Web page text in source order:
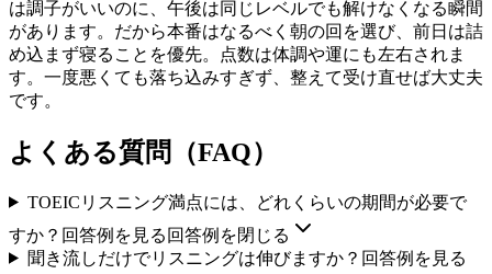
は調子がいいのに、午後は同じレベルでも解けなくなる瞬間
があります。だから本番はなるべく朝の回を選び、前日は詰
め込まず寝ることを優先。点数は体調や運にも左右されま
す。一度悪くても落ち込みすぎず、整えて受け直せば大丈夫
です。
よくある質問（FAQ）
TOEICリスニング満点には、どれくらいの期間が必要で
すか？ 回答例を見る 回答例を閉じる
聞き流しだけでリスニングは伸びますか？ 回答例を見る